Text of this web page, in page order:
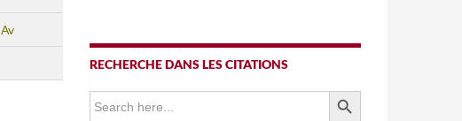
Av
RECHERCHE DANS LES CITATIONS
Search
for:
SEARCH BUTTON